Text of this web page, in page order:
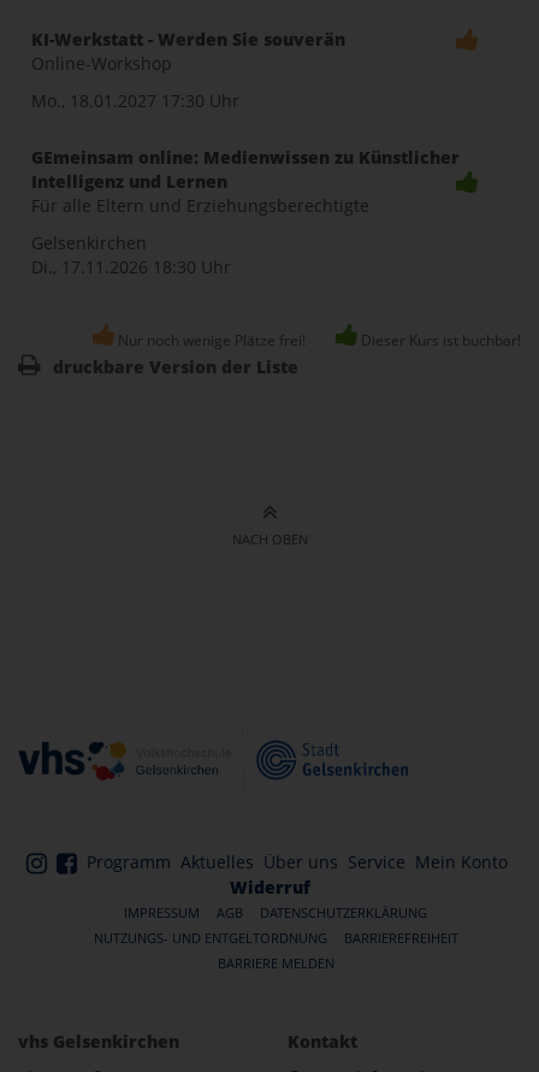
KI-Werkstatt - Werden Sie souverän
Online-Workshop
Mo., 18.01.2027 17:30 Uhr
GEmeinsam online: Medienwissen zu Künstlicher
Intelligenz und Lernen
Für alle Eltern und Erziehungsberechtigte
Gelsenkirchen
Di., 17.11.2026 18:30 Uhr
Nur noch wenige Plätze frei! Dieser Kurs ist buchbar!
druckbare Version der Liste
NACH OBEN
Programm Aktuelles Über uns Service Mein Konto
Widerruf
IMPRESSUM AGB
DATENSCHUTZERKLÄRUNG
NUTZUNGS- UND ENTGELTORDNUNG
BARRIEREFREIHEIT
BARRIERE MELDEN
vhs Gelsenkirchen
Kontakt